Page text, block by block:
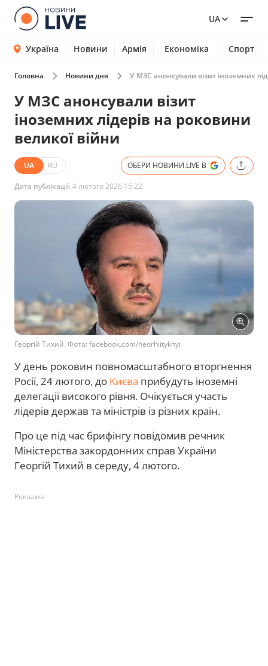
UA
Україна Новини Армія Економіка Спорт
Головна Новини дня У МЗС анонсували візит іноземних
У МЗС анонсували візит
іноземних лідерів на роковини
великої війни
UA RU ОБЕРИ НОВИНИ.LIVE В
Дата публікації:4 лютого 2026 15:22
Георгій Тихий. Фото: facebook.com/heorhiitykhyi
У день роковин повномасштабного вторгнення
Росії, 24 лютого, до Києва прибудуть іноземні
делегації високого рівня. Очікується участь
лідерів держав та міністрів із різних країн.
Про це під час брифінгу повідомив речник
Міністерства закордонних справ України
Георгій Тихий в середу, 4 лютого.
Реклама